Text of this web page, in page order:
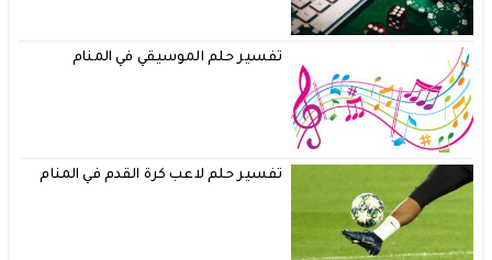
تفسير حلم الموسيقي في المنام
تفسير حلم لاعب كرة القدم في المنام